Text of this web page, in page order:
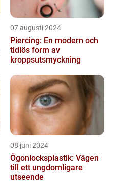
07 augusti 2024
Piercing: En modern och
tidlös form av
kroppsutsmyckning
08 juni 2024
Ögonlocksplastik: Vägen
till ett ungdomligare
utseende